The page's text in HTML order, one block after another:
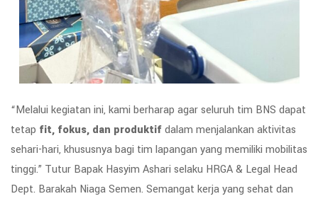
“Melalui kegiatan ini, kami berharap agar seluruh tim BNS dapat
tetap fit, fokus, dan produktifdalam menjalankan aktivitas
sehari-hari, khususnya bagi tim lapangan yang memiliki mobilitas
tinggi.” Tutur Bapak Hasyim Ashari selaku HRGA & Legal Head
Dept. Barakah Niaga Semen. Semangat kerja yang sehat dan